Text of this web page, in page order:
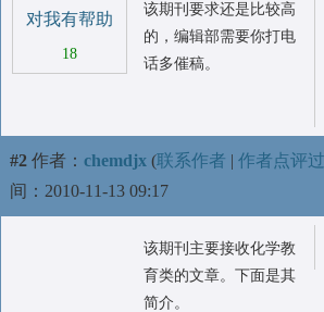
对我有帮助
18
该期刊要求还是比较高
的，编辑部需要你打电
话多催稿。
#2 作者： chemdjx (联系作者 | 作者点评
间：2010-11-13 09:17
该期刊主要接收化学教
育类的文章。下面是其
简介。